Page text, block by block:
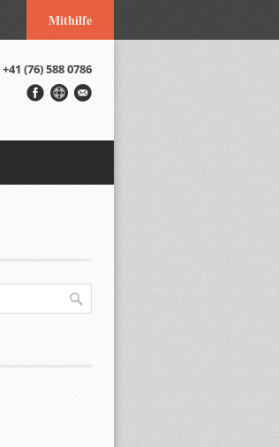
Mithilfe
+41 (76) 588 0786